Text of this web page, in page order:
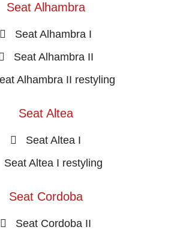
Seat Alhambra
Seat Alhambra I
Seat Alhambra II
Alhambra II restyling
Seat Altea
Seat Altea I
Seat Altea I restyling
Seat Cordoba
Seat Cordoba II